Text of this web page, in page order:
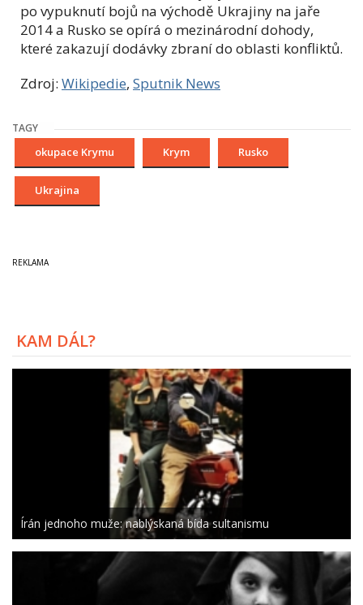
po vypuknutí bojů na východě Ukrajiny na jaře
2014 a Rusko se opírá o mezinárodní dohody,
které zakazují dodávky zbraní do oblasti konfliktů.
Zdroj: Wikipedie, Sputnik News
TAGY
okupace Krymu Krym Rusko
Ukrajina
KAM DÁL?
Írán jednoho muže: nablýskaná bída sultanismu